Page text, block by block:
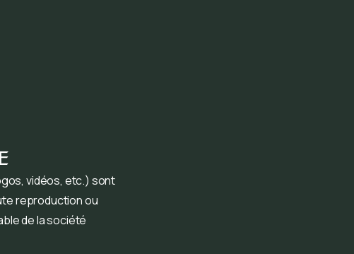
vidéos, etc.) sont
reproduction ou
de la société